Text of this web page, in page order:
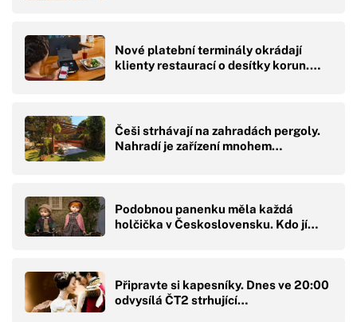
Nové platební terminály okrádají
klienty restaurací o desítky korun.…
Češi strhávají na zahradách pergoly.
Nahradí je zařízení mnohem…
Podobnou panenku měla každá
holčička v Československu. Kdo jí…
Připravte si kapesníky. Dnes ve 20:00
odvysílá ČT2 strhující…